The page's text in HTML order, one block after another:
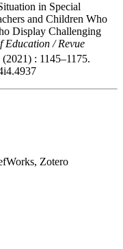
in Special
and Children Who
Display Challenging
Education / Revue
(2021) : 1145–1175.
Zotero